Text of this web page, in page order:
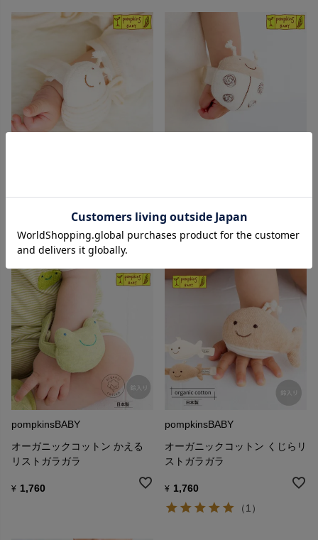
1,760 ¥ 1,760
pompkinsBABY
オーガニックコットン かえる
リストガラガラ
¥ 1,760
pompkinsBABY
オーガニックコットン くじらリ
ストガラガラ
¥ 1,760
（1）